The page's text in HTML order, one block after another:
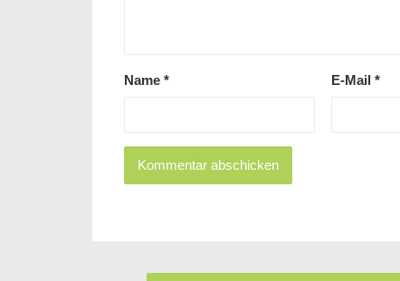
Name * E-Mail*